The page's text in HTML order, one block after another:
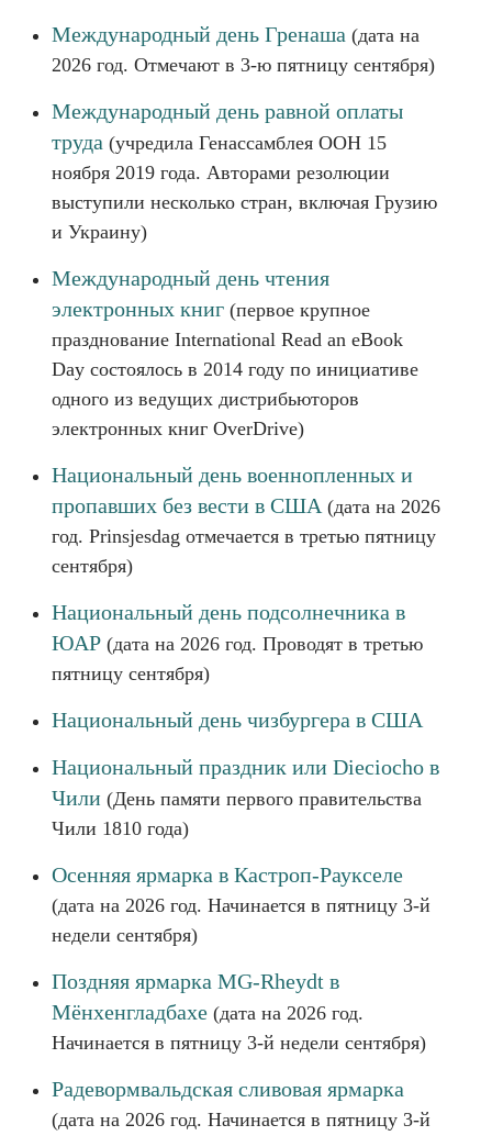
Международный день Гренаша (дата на
2026 год. Отмечают в 3-ю пятницу сентября)
Международный день равной оплаты
труда (учредила Генассамблея ООН 15
ноября 2019 года. Авторами резолюции
выступили несколько стран, включая Грузию
и Украину)
Международный день чтения
электронных книг (первое крупное
празднование International Read an eBook
Day состоялось в 2014 году по инициативе
одного из ведущих дистрибьюторов
электронных книг OverDrive)
Национальный день военнопленных и
пропавших без вести в США(дата на 2026
год. Prinsjesdag отмечается в третью пятницу
сентября)
Национальный день подсолнечника в
ЮАР (дата на 2026 год. Проводят в третью
пятницу сентября)
Национальный день чизбургера в США
Национальный праздник или Dieciocho в
Чили (День памяти первого правительства
Чили 1810 года)
Осенняя ярмарка в Кастроп-Раукселе
(дата на 2026 год. Начинается в пятницу 3-й
недели сентября)
Поздняя ярмарка MG-Rheydt в
Мёнхенгладбахе (дата на 2026 год.
Начинается в пятницу 3-й недели сентября)
Радевормвальдская сливовая ярмарка
(дата на 2026 год. Начинается в пятницу 3-й